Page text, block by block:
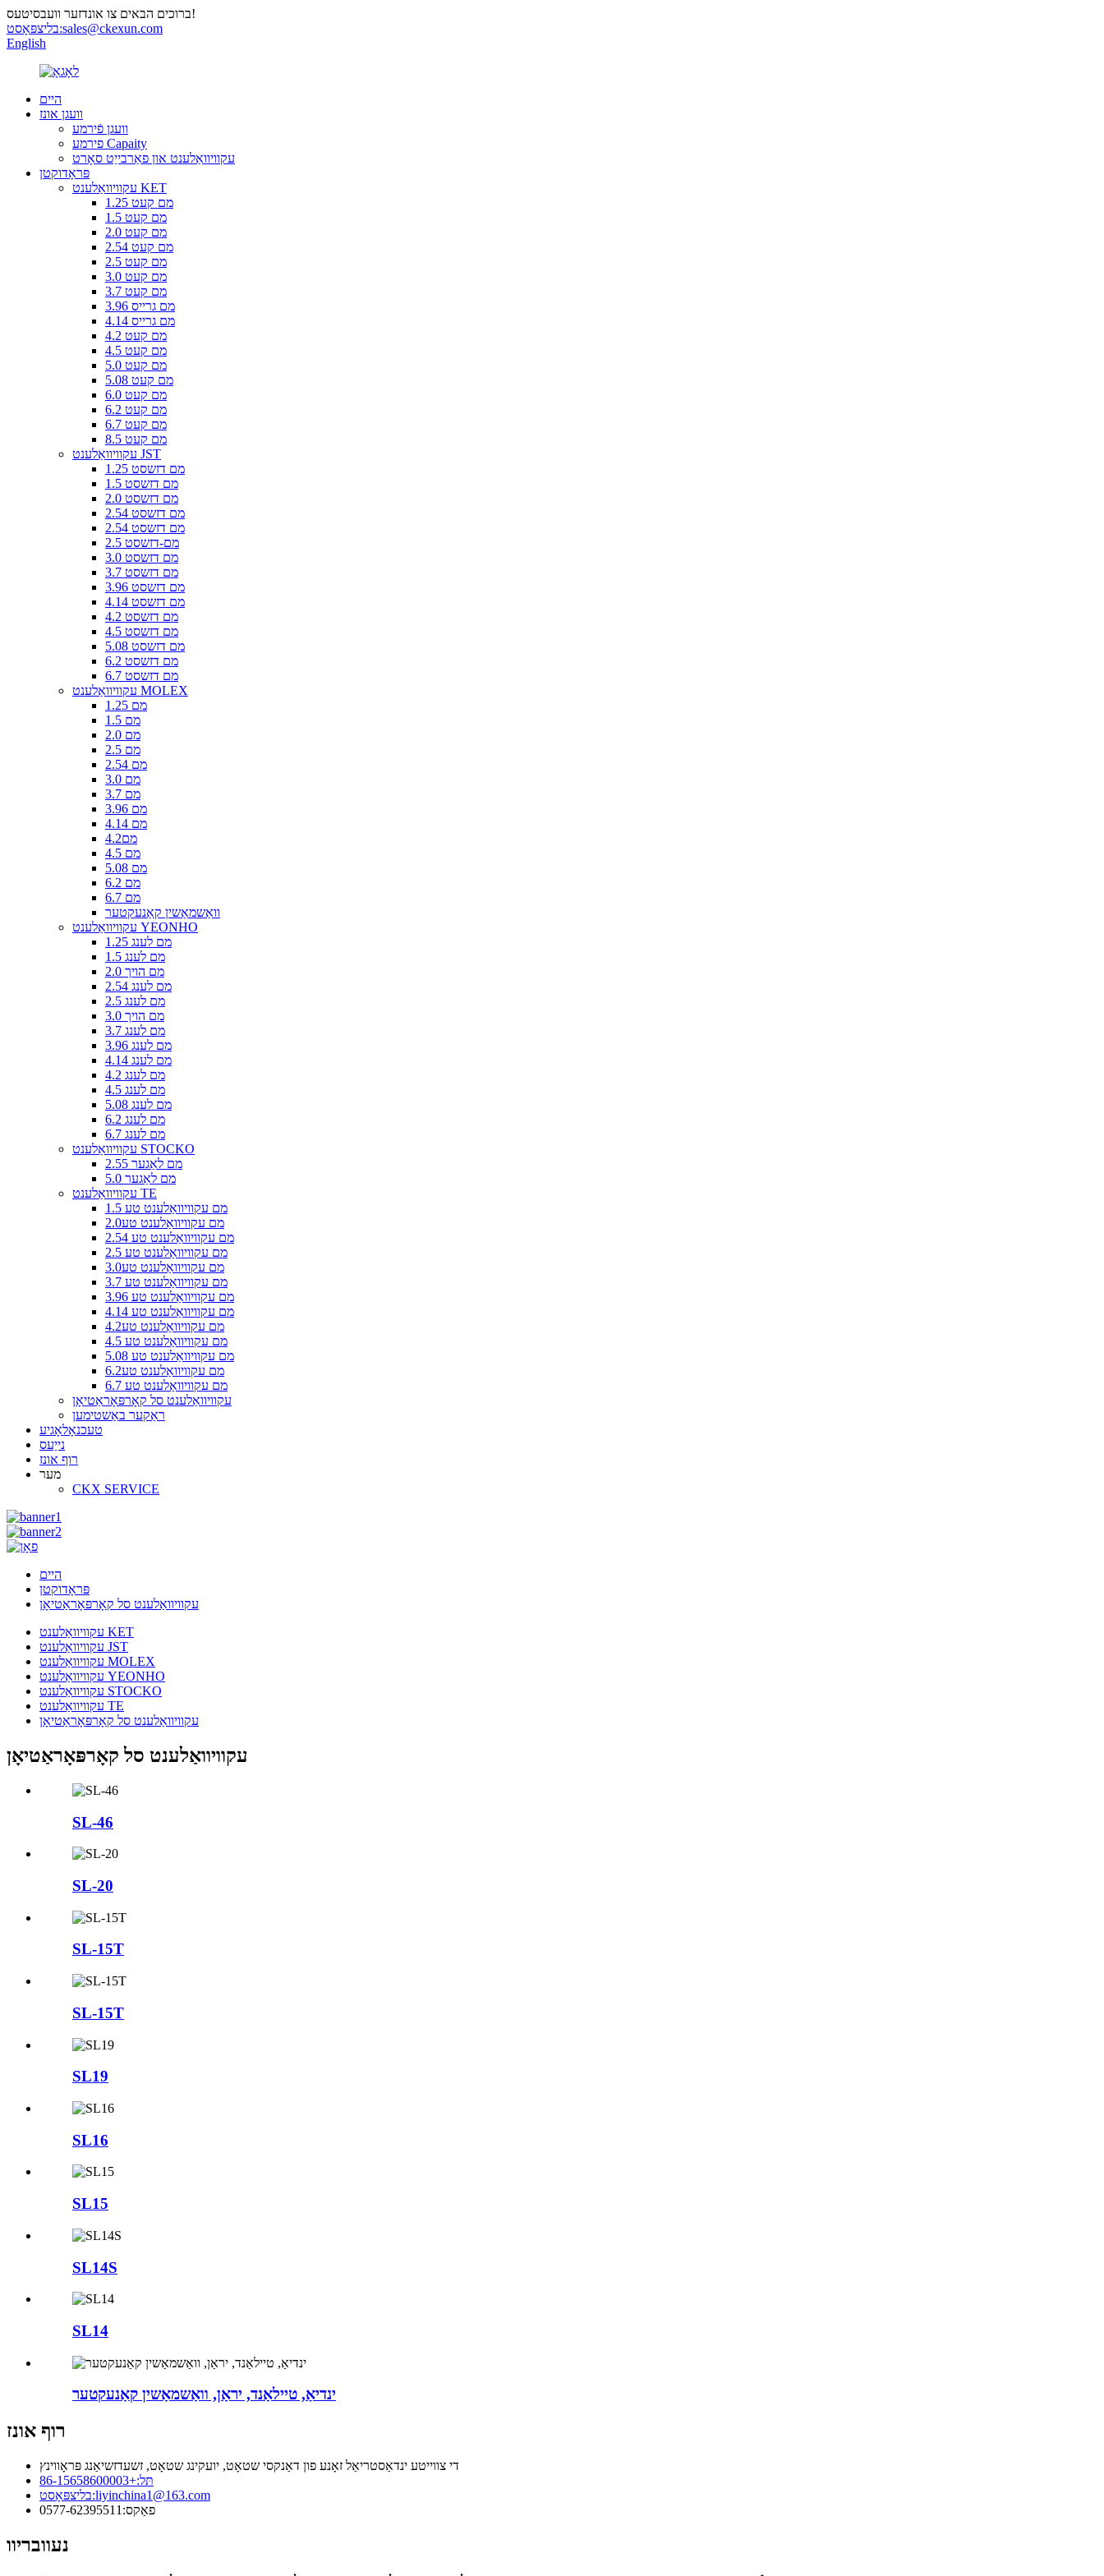
ברוכים הבאים צו אונדזער וועבסיטעס!
בליצפּאָסט:sales@ckexun.com
English
היים
וועגן אונז
וועגן פֿירמע
פירמע Capaity
עקוויוואַלענט און פאַרבייַט סאָרט
פּראָדוקטן
עקוויוואַלענט KET
1.25 מם קעט
1.5 מם קעט
2.0 מם קעט
2.54 מם קעט
2.5 מם קעט
3.0 מם קעט
3.7 מם קעט
3.96 מם גרייס
4.14 מם גרייס
4.2 מם קעט
4.5 מם קעט
5.0 מם קעט
5.08 מם קעט
6.0 מם קעט
6.2 מם קעט
6.7 מם קעט
8.5 מם קעט
עקוויוואַלענט JST
1.25 מם דזשסט
1.5 מם דזשסט
2.0 מם דזשסט
2.54 מם דזשסט
2.54 מם דזשסט
2.5 מם-דזשסט
3.0 מם דזשסט
3.7 מם דזשסט
3.96 מם דזשסט
4.14 מם דזשסט
4.2 מם דזשסט
4.5 מם דזשסט
5.08 מם דזשסט
6.2 מם דזשסט
6.7 מם דזשסט
עקוויוואַלענט MOLEX
1.25 מם
1.5 מם
2.0 מם
2.5 מם
2.54 מם
3.0 מם
3.7 מם
3.96 מם
4.14 מם
4.2מם
4.5 מם
5.08 מם
6.2 מם
6.7 מם
וואַשמאַשין קאַנעקטער
עקוויוואַלענט YEONHO
1.25 מם לענג
1.5 מם לענג
2.0 מם הויך
2.54 מם לענג
2.5 מם לענג
3.0 מם הויך
3.7 מם לענג
3.96 מם לענג
4.14 מם לענג
4.2 מם לענג
4.5 מם לענג
5.08 מם לענג
6.2 מם לענג
6.7 מם לענג
עקוויוואַלענט STOCKO
2.55 מם לאַגער
5.0 מם לאַגער
עקוויוואַלענט TE
1.5 מם עקוויוואַלענט טע
2.0מם עקוויוואַלענט טע
2.54 מם עקוויוואַלענט טע
2.5 מם עקוויוואַלענט טע
3.0מם עקוויוואַלענט טע
3.7 מם עקוויוואַלענט טע
3.96 מם עקוויוואַלענט טע
4.14 מם עקוויוואַלענט טע
4.2מם עקוויוואַלענט טע
4.5 מם עקוויוואַלענט טע
5.08 מם עקוויוואַלענט טע
6.2מם עקוויוואַלענט טע
6.7 מם עקוויוואַלענט טע
עקוויוואַלענט סל קאָרפּאָראַטיאָן
ראַקער באַשטימען
טעכנאָלאָגיע
נייַעס
רוף אונז
מער
CKX SERVICE
היים
פּראָדוקטן
עקוויוואַלענט סל קאָרפּאָראַטיאָן
עקוויוואַלענט KET
עקוויוואַלענט JST
עקוויוואַלענט MOLEX
עקוויוואַלענט YEONHO
עקוויוואַלענט STOCKO
עקוויוואַלענט TE
עקוויוואַלענט סל קאָרפּאָראַטיאָן
עקוויוואַלענט סל קאָרפּאָראַטיאָן
SL-46
SL-20
SL-15T
SL-15T
SL19
SL16
SL15
SL14S
SL14
ינדיאַ, טיילאַנד, יראַן, וואַשמאַשין קאַנעקטער
רוף אונז
די צווייטע ינדאַסטריאַל זאָנע פון ​​דאַנקסי שטאָט, יועקינג שטאָט, זשעדזשיאַנג פּראָווינץ
תּל:+86-15658600003
בליצפּאָסט:liyinchina1@163.com
פאַקס: 0577-62395511
נעוובריוו